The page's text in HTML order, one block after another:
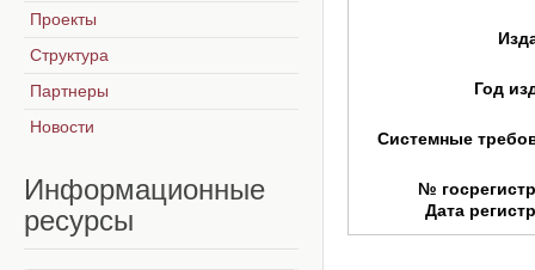
Год
Системные
№
Дата
Проекты
Структура
Партнеры
Новости
Информационные
ресурсы